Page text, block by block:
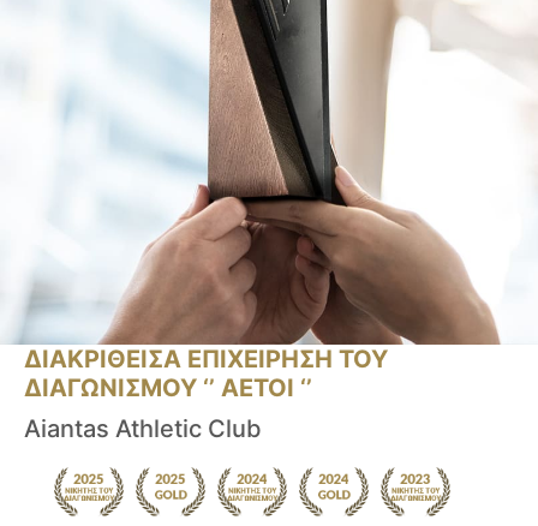
ΔΙΑΚΡΙΘΕΙΣΑ ΕΠΙΧΕΙΡΗΣΗ ΤΟΥ
ΔΙΑΓΩΝΙΣΜΟΥ ‘’ ΑΕΤΟΙ ‘’
Aiantas Athletic Club